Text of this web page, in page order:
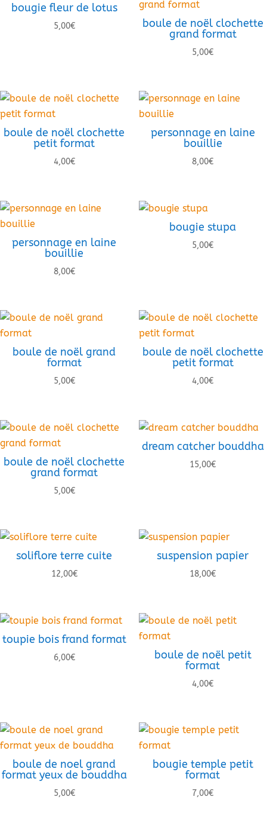
bougie fleur de lotus
5,00€
boule de noël clochette
grand format
5,00€
boule de noël clochette
petit format
4,00€
personnage en laine
bouillie
8,00€
personnage en laine
bouillie
8,00€
bougie stupa
5,00€
boule de noël grand
format
5,00€
boule de noël clochette
petit format
4,00€
boule de noël clochette
grand format
5,00€
dream catcher bouddha
15,00€
soliflore terre cuite
12,00€
suspension papier
18,00€
toupie bois frand format
6,00€
boule de noël petit
format
4,00€
boule de noel grand
format yeux de bouddha
5,00€
bougie temple petit
format
7,00€